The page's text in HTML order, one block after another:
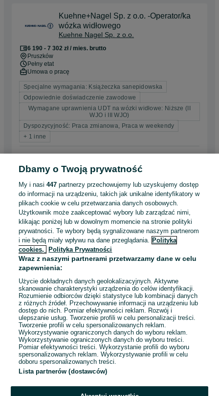
Kuehne+Nagel Sp. z o.o. -Operator/ka
wózka widłowego
Kuehne Nagel Sp. z o.o.
6 190 - 7 302 zł / mies. brutto
Pruszków
Pełny etat
Umowa o pracę
Specjalne wymagania: Książeczka sanepidowska
Odpowiednie doświadczenie zawodowe
Wymagane uprawnienia UDT na wózki widłowe: Niższe (II
WJO i III WJO)
Dyspozycyjność: Praca zmianowa, Praca w weekendy
+ 1 inne
Kuehne+Nagel sp. z o.o.
podejmie współpracę z
przewoźnikami drogowymi
Gdańsk, Kokoszki
Odświeżono dnia 05 sierpnia 2026
Płatny staż w Kuehne+Nagel
Kuehne Nagel Sp. z o.o.
Gdynia , Działki Leśne
Pełny etat
Praktyka / staż
Specjalne wymagania: Status studenta
Doświadczenie nie jest wymagane
Miejsce pracy: W siedzibie firmy
Odświeżono dnia 31 lipca 2026
Dbamy o Twoją prywatność
My i nasi447 partnerzy przechowujemy lub uzyskujemy dostęp
do informacji na urządzeniu, takich jak unikalne identyfikatory w
plikach cookie w celu przetwarzania danych osobowych.
Użytkownik może zaakceptować wybory lub zarządzać nimi,
klikając poniżej lub w dowolnym momencie na stronie polityki
prywatności. Te wybory będą sygnalizowane naszym partnerom
i nie będą miały wpływu na dane przeglądania. Polityka
cookies,
Polityka Prywatności
Wraz z naszymi partnerami przetwarzamy dane w celu
zapewnienia:
Użycie dokładnych danych geolokalizacyjnych. Aktywne
skanowanie charakterystyki urządzenia do celów identyfikacji.
Rozumienie odbiorców dzięki statystyce lub kombinacji danych
z różnych źródeł. Przechowywanie informacji na urządzeniu lub
dostęp do nich. Pomiar efektywności reklam. Rozwój i
ulepszanie usług. Tworzenie profili w celu personalizacji treści.
Tworzenie profili w celu spersonalizowanych reklam.
Wykorzystywanie ograniczonych danych do wyboru reklam.
Wykorzystywanie ograniczonych danych do wyboru treści.
Pomiar efektywności treści. Wykorzystanie profili do wyboru
spersonalizowanych reklam. Wykorzystywanie profili w celu
doboru spersonalizowanych treści.
Lista partnerów (dostawców)